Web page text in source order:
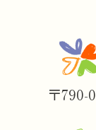
〒790-